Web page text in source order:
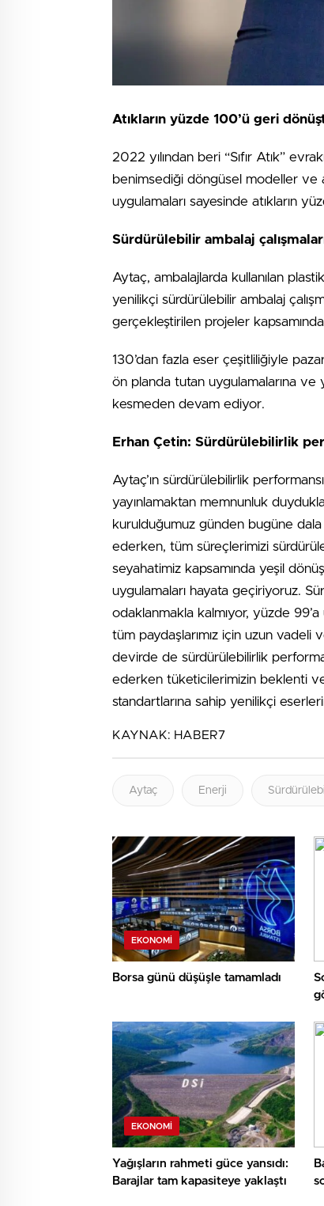
Atıkların yüzde 100’ü geri
2022 yılından beri “Sıfır Atık”
benimsediği döngüsel modeller ve
uygulamaları sayesinde atıkların
Sürdürülebilir ambalaj
Aytaç, ambalajlarda kullanılan
yenilikçi sürdürülebilir ambalaj
gerçekleştirilen projeler
130’dan fazla eser çeşitliliğiyle
ön planda tutan uygulamalarına
kesmeden devam ediyor.
Erhan Çetin: Sürdürülebilirlik
Aytaç’ın sürdürülebilirlik
yayınlamaktan memnunluk
kurulduğumuz günden bugüne
ederken, tüm süreçlerimizi
seyahatimiz kapsamında yeşil
uygulamaları hayata geçiriyoruz.
odaklanmakla kalmıyor, yüzde
tüm paydaşlarımız için uzun vadeli
devirde de sürdürülebilirlik
ederken tüketicilerimizin beklenti ve
standartlarına sahip yenilikçi
KAYNAK: HABER7
Aytaç Enerji
EKONOMI
Borsa günü düşüşle tamamladı
EKONOMI
Yağışların rahmeti güce yansıdı:
Barajlar tam kapasiteye yaklaştı